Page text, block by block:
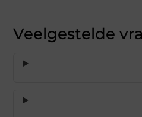
Veelgestelde